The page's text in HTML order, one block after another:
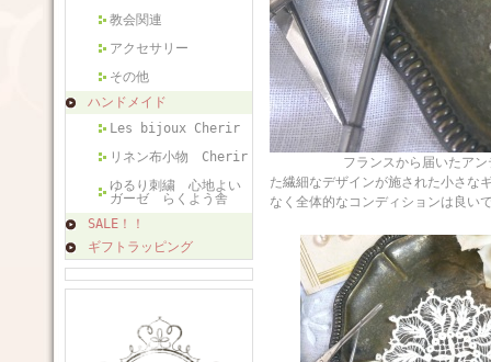
教会関連
アクセサリー
その他
ハンドメイド
Les bijoux Cherir
リネン布小物 Cherir
ゆるり刺繍 心地よい
ガーゼ らくよう舎
SALE！！
ギフトラッピング
フランスから届いたアンティー
た繊細なデザインが施された小さな
なく全体的なコンディションは